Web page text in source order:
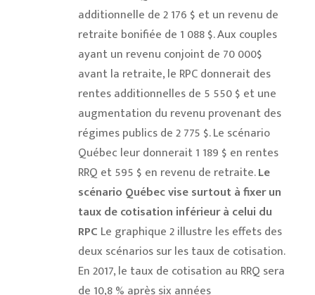
additionnelle de 2 176 $ et un revenu de
retraite bonifiée de 1 088 $. Aux couples
ayant un revenu conjoint de 70 000$
avant la retraite, le RPC donnerait des
rentes additionnelles de 5 550 $ et une
augmentation du revenu provenant des
régimes publics de 2 775 $. Le scénario
Québec leur donnerait 1 189 $ en rentes
RRQ et 595 $ en revenu de retraite.Le
scénario Québec vise surtout à fixer un
taux de cotisation inférieur à celui du
RPC Le graphique 2 illustre les effets des
deux scénarios sur les taux de cotisation.
En 2017, le taux de cotisation au RRQ sera
de 10,8 % après six années